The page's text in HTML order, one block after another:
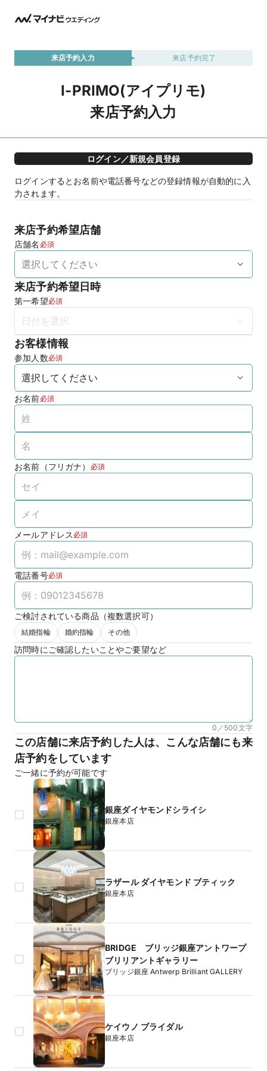
来店予約入力 来店予約完了
I-PRIMO(アイプリモ)
来店予約入力
ログイン／新規会員登録
ログインするとお名前や電話番号などの登録情報が自動的に入
力されます。
来店予約希望店舗
店舗名 必須
来店予約希望日時
第一希望必須
お客様情報
参加人数必須
お名前必須
お名前（フリガナ） 必須
メールアドレス 必須
電話番号必須
ご検討されている商品（複数選択可）
結婚指輪 婚約指輪 その他
訪問時にご確認したいことやご要望など
0／500文字
この店舗に来店予約した人は、こんな店舗にも来
店予約をしています
ご一緒に予約が可能です
銀座ダイヤモンドシライシ
銀座本店
ラザール ダイヤモンド ブティック
銀座本店
BRIDGE ブリッジ銀座アントワープ
ブリリアントギャラリー
ブリッジ銀座 Antwerp Brilliant GALLERY
ケイウノ ブライダル
銀座本店